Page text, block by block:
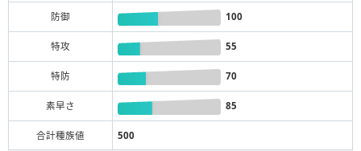
防御 100
特攻 55
特防 70
素早さ 85
合計種族値 500